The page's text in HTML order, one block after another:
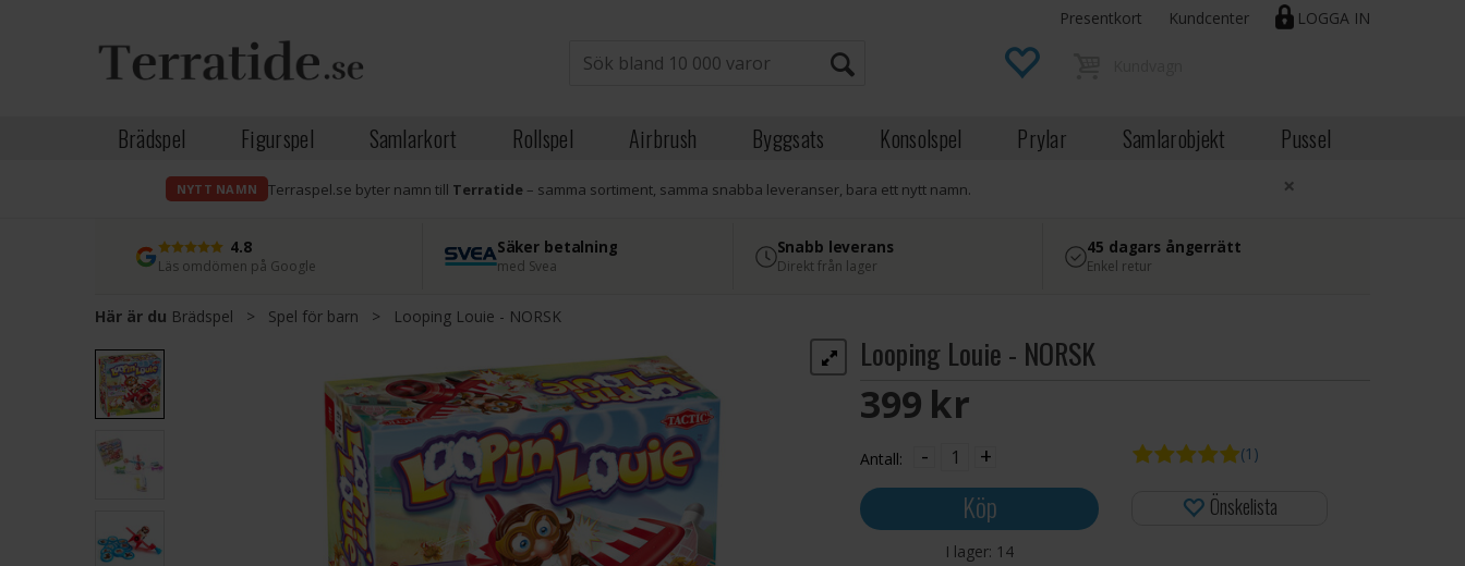
LOGGA IN
Presentkort Kundcenter
Brädspel Figurspel Samlarkort Rollspel Airbrush Byggsats Konsolspel Prylar Samlarobjekt Pussel
NYTT NAMN Terraspel.se byter namn till Terratide– samma sortiment, samma snabba leveranser, bara ett nytt namn. ×
4.8
Läs omdömen på Google
Säker betalning
med Svea
Snabb leverans
Direkt från lager
45 dagars ångerrätt
Enkel retur
Här är du Brädspel > Spel för barn > Looping Louie - NORSK
Looping Louie - NORSK
399 SEK
Antall: - +
Köp
I lager: 14
(1)
Önskelista